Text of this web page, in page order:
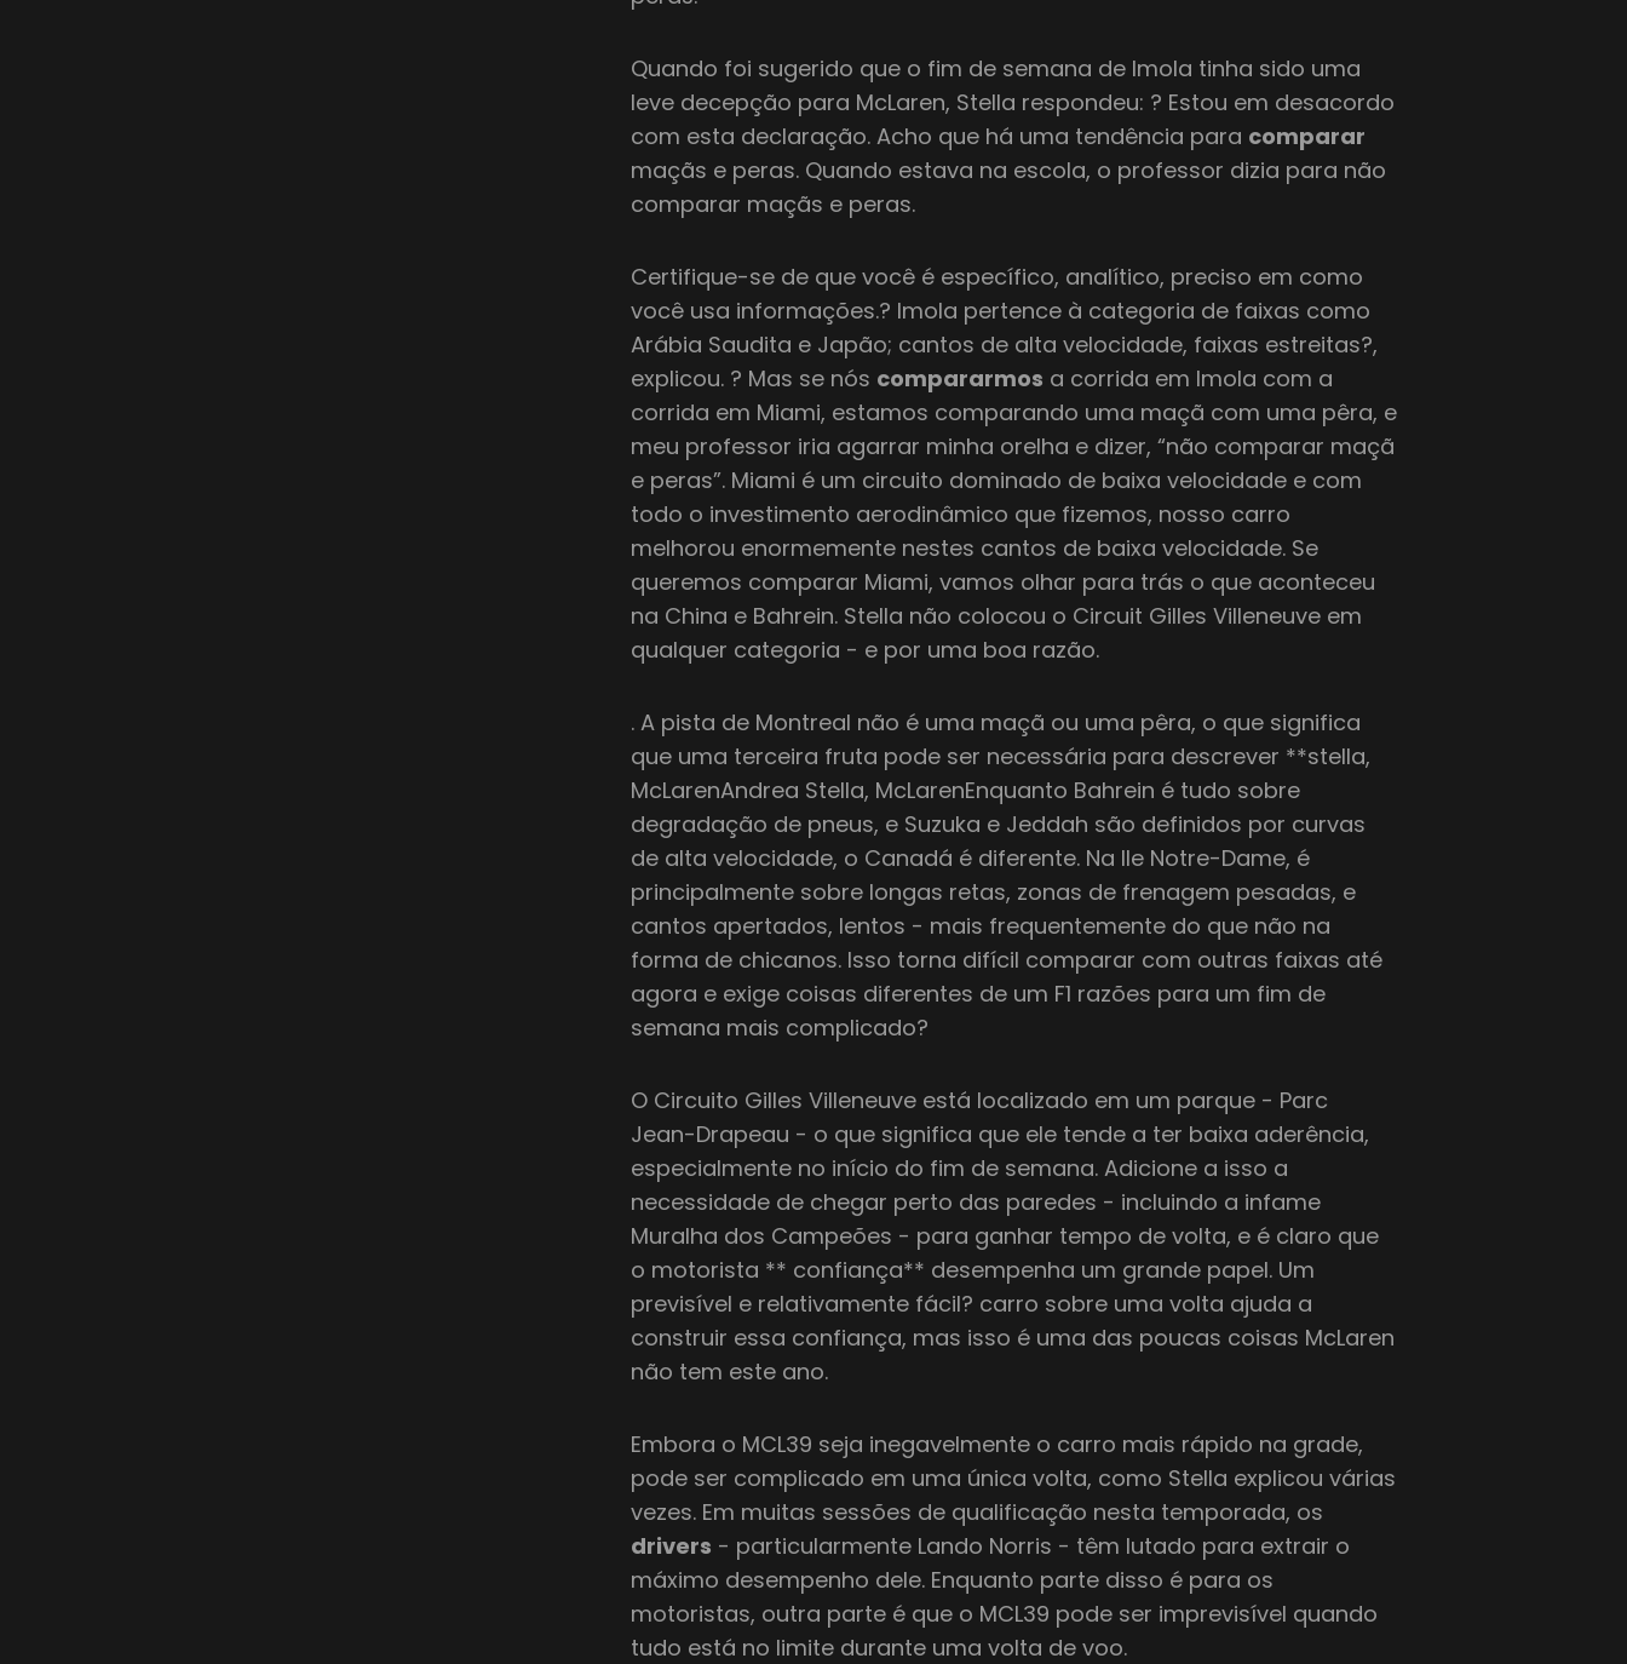
Quando foi sugerido que o fim de semana de Imola tinha sido uma
leve decepção para McLaren, Stella respondeu: ? Estou em desacordo
com esta declaração. Acho que há uma tendência para comparar
maçãs e peras. Quando estava na escola, o professor dizia para não
comparar maçãs e peras.
Certifique-se de que você é específico, analítico, preciso em como
você usa informações.? Imola pertence à categoria de faixas como
Arábia Saudita e Japão; cantos de alta velocidade, faixas estreitas?,
explicou. ? Mas se nós compararmos a corrida em Imola com a
corrida em Miami, estamos comparando uma maçã com uma pêra, e
meu professor iria agarrar minha orelha e dizer, “não comparar maçã
e peras”. Miami é um circuito dominado de baixa velocidade e com
todo o investimento aerodinâmico que fizemos, nosso carro
melhorou enormemente nestes cantos de baixa velocidade. Se
queremos comparar Miami, vamos olhar para trás o que aconteceu
na China e Bahrein. Stella não colocou o Circuit Gilles Villeneuve em
qualquer categoria - e por uma boa razão.
. A pista de Montreal não é uma maçã ou uma pêra, o que significa
que uma terceira fruta pode ser necessária para descrever **stella,
McLarenAndrea Stella, McLarenEnquanto Bahrein é tudo sobre
degradação de pneus, e Suzuka e Jeddah são definidos por curvas
de alta velocidade, o Canadá é diferente. Na Ile Notre-Dame, é
principalmente sobre longas retas, zonas de frenagem pesadas, e
cantos apertados, lentos - mais frequentemente do que não na
forma de chicanos. Isso torna difícil comparar com outras faixas até
agora e exige coisas diferentes de um F1 razões para um fim de
semana mais complicado?
O Circuito Gilles Villeneuve está localizado em um parque - Parc
Jean-Drapeau - o que significa que ele tende a ter baixa aderência,
especialmente no início do fim de semana. Adicione a isso a
necessidade de chegar perto das paredes - incluindo a infame
Muralha dos Campeões - para ganhar tempo de volta, e é claro que
o motorista ** confiança** desempenha um grande papel. Um
previsível e relativamente fácil? carro sobre uma volta ajuda a
construir essa confiança, mas isso é uma das poucas coisas McLaren
não tem este ano.
Embora o MCL39 seja inegavelmente o carro mais rápido na grade,
pode ser complicado em uma única volta, como Stella explicou várias
vezes. Em muitas sessões de qualificação nesta temporada, os
drivers - particularmente Lando Norris - têm lutado para extrair o
máximo desempenho dele. Enquanto parte disso é para os
motoristas, outra parte é que o MCL39 pode ser imprevisível quando
tudo está no limite durante uma volta de voo.